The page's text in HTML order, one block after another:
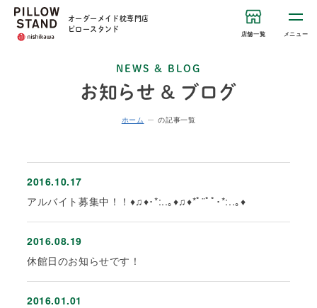
オーダーメイド枕専門店
ピロースタンド
店舗一覧 メニュー
NEWS & BLOG
お知らせ & ブログ
ホーム の記事一覧
2016.10.17
アルバイト募集中！！♦♫♦･*:..｡♦♫♦*ﾟ¨ﾟﾟ･*:..｡♦
2016.08.19
休館日のお知らせです！
2016.01.01